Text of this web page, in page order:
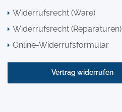
Widerrufsrecht (Ware)
Widerrufsrecht (Reparaturen)
Online-Widerrufsformular
Vertrag widerrufen